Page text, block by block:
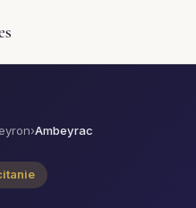
›Ambeyrac